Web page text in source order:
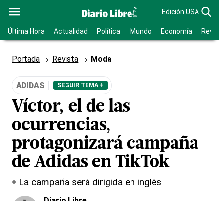
Edición USA
Última Hora Actualidad Política Mundo Economía
Portada Revista Moda
ADIDAS SEGUIR TEMA +
Víctor, el de las
ocurrencias,
protagonizará campaña
de Adidas en TikTok
La campaña será dirigida en inglés